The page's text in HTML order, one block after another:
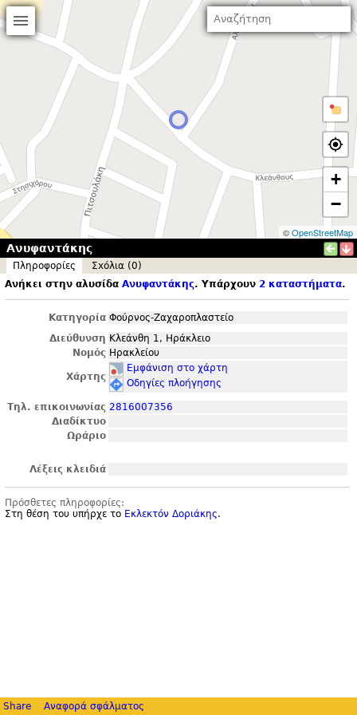
+
−
©OpenStreetMap
Ανυφαντάκης
Πληροφορίες
Σxόλια (0)
Ανήκει στην αλυσίδα Ανυφαντάκης. Υπάρχουν 2 καταστήματα.
Κατηγορία Φούρνος-Ζαχαροπλαστείο
Διεύθυνση Κλεάνθη 1, Ηράκλειο
Νομός Ηρακλείου
Χάρτης
Εμφάνιση στο χάρτη
Οδηγίες πλοήγησης
Τηλ. επικοινωνίας 2816007356
Διαδίκτυο
Ωράριο
Λέξεις κλειδιά
Πρόσθετες πληροφορίες:
Στη θέση του υπήρχε το Εκλεκτόν Δοριάκης.
Share Αναφορά σφάλματος